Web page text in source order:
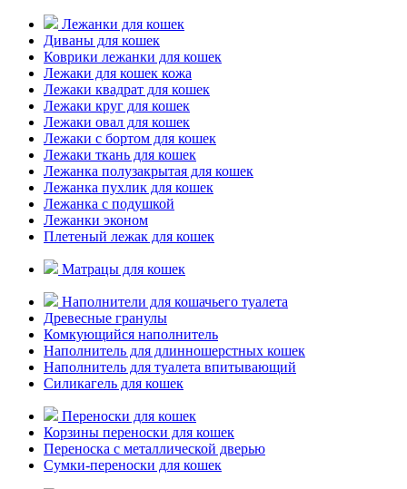
Лежанки для кошек
Диваны для кошек
Коврики лежанки для кошек
Лежаки для кошек кожа
Лежаки квадрат для кошек
Лежаки круг для кошек
Лежаки овал для кошек
Лежаки с бортом для кошек
Лежаки ткань для кошек
Лежанка полузакрытая для кошек
Лежанка пухлик для кошек
Лежанка с подушкой
Лежанки эконом
Плетеный лежак для кошек
Матрацы для кошек
Наполнители для кошачьего туалета
Древесные гранулы
Комкующийся наполнитель
Наполнитель для длинношерстных кошек
Наполнитель для туалета впитывающий
Силикагель для кошек
Переноски для кошек
Корзины переноски для кошек
Переноска с металлической дверью
Сумки-переноски для кошек